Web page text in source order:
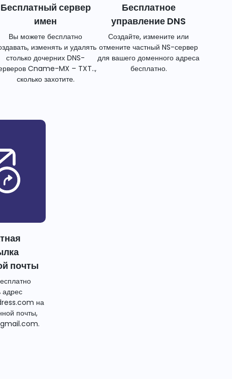
Бесплатный сервер
имен
Вы можете бесплатно
изменять и удалять
столько дочерних DNS-
Cname-MX – TXT..,
сколько захотите.
Бесплатное
управление DNS
Создайте, измените или
отмените частный NS-сервер
для вашего доменного адреса
бесплатно.
почты
адрес
на
почты,